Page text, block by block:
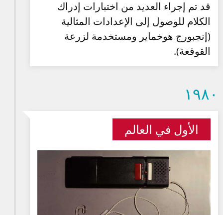
قد تم إجراء العديد من اختبارات إدراك
الكلام للوصول إلى الإعدادات المثالية
(إنجبورج هوخماير ومستخدمة لزرعة
القوقعة).
۱۹۸۰
الأول في العالم